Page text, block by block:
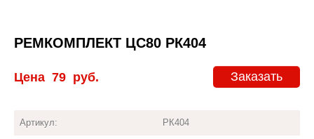
РЕМКОМПЛЕКТ ЦС80 РК404
Заказать
Цена 79 руб.
Артикул: РК404